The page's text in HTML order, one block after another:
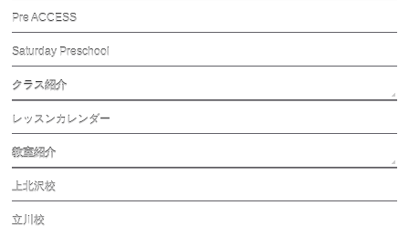
Pre ACCESS
Saturday Preschool
クラス紹介
レッスンカレンダー
教室紹介
上北沢校
立川校